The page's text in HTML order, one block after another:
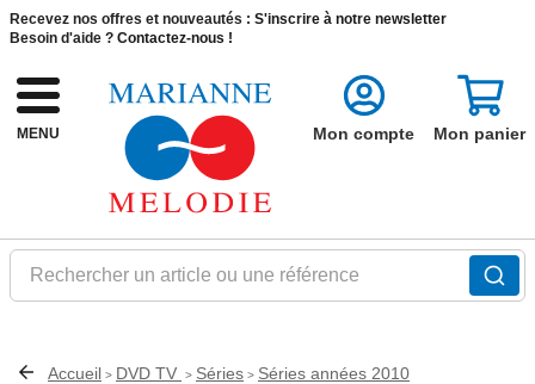
Recevez nos offres et nouveautés : S'inscrire à notre newsletter
Besoin d'aide ? Contactez-nous !
MENU
Rechercher un article ou une référence
Mon compte Mon panier
Accueil > DVD TV > Séries > Séries années 2010